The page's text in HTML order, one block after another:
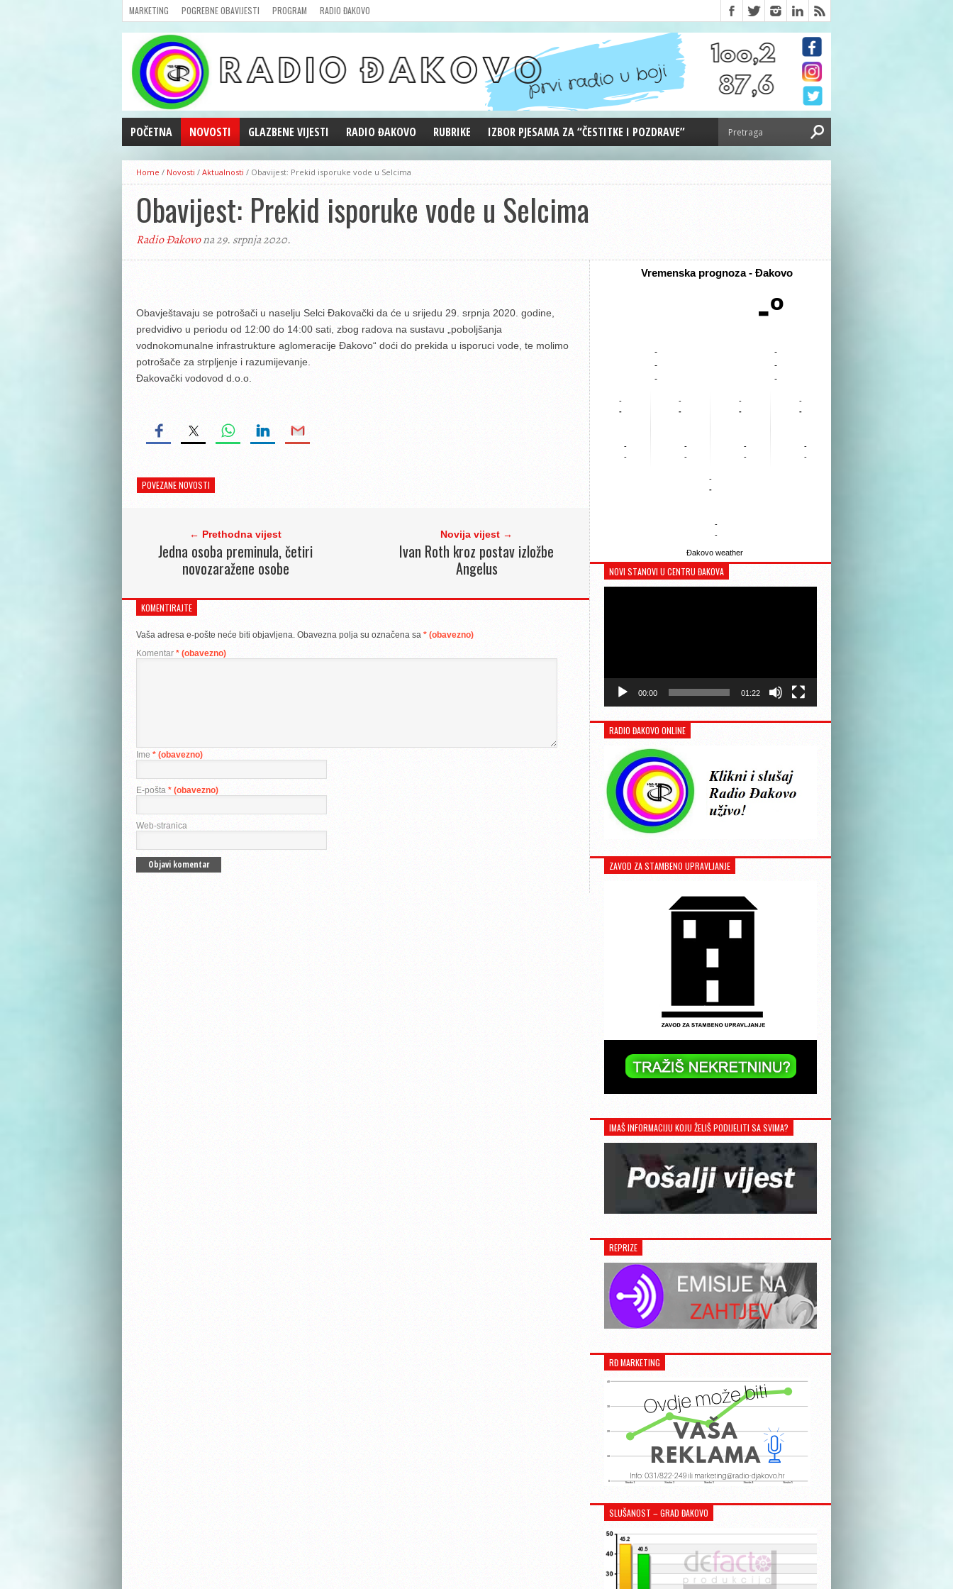
MARKETING POGREBNE OBAVIJESTI PROGRAM RADIO ĐAKOVO
POČETNA NOVOSTI
AKTUALNOSTI
CRNA KRONIKA
POLITIKA
ZANIMLJIVOSTI
GOSPODARSTVO
KULTURA
GLAZBENE VIJESTI RADIO ĐAKOVO
MARKETING
RUBRIKE
REPRIZE EMISIJA
DOBRE VIBRACIJE
ĐAKOVO GRADE
WEB ANKETA
IZBOR PJESAMA ZA “ČESTITKE I POZDRAVE”
Home / Novosti / Aktualnosti / Obavijest: Prekid isporuke vode u Selcima
Obavijest: Prekid isporuke vode u Selcima
Radio Đakovona 29. srpnja 2020.
Obavještavaju se potrošači u naselju Selci Đakovački da će u srijedu 29. srpnja 2020. godine,
predvidivo u periodu od 12:00 do 14:00 sati, zbog radova na sustavu „poboljšanja
vodnokomunalne infrastrukture aglomeracije Đakovo“ doći do prekida u isporuci vode, te molimo
potrošače za strpljenje i razumijevanje.
Đakovački vodovod d.o.o.
POVEZANE NOVOSTI
← Prethodna vijest
Jedna osoba preminula, četiri
novozaražene osobe
Novija vijest →
Ivan Roth kroz postav izložbe
Angelus
KOMENTIRAJTE
Vaša adresa e-pošte neće biti objavljena. Obavezna polja su označena sa * (obavezno)
Komentar * (obavezno)
Ime * (obavezno)
E-pošta * (obavezno)
Web-stranica
Vremenska prognoza - Đakovo
-º
-
-
-
-
-
-
-
-
-
-
-
-
-
-
-
-
-
-
-
-
-
-
-
-
-
-
Đakovo weather
NOVI STANOVI U CENTRU ĐAKOVA
00:00 01:22
RADIO ĐAKOVO ONLINE
ZAVOD ZA STAMBENO UPRAVLJANJE
IMAŠ INFORMACIJU KOJU ŽELIŠ PODIJELITI SA SVIMA?
REPRIZE
RĐ MARKETING
SLUŠANOST – GRAD ĐAKOVO